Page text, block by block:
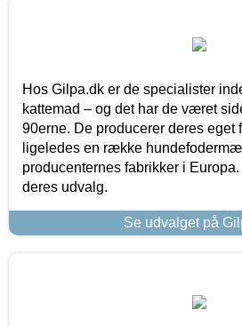
Hos Gilpa.dk er de specialister
kattemad – og det har de været
90erne. De producerer deres eget
ligeledes en række
producenternes fabrikker i
deres udvalg.
Se udvalget på